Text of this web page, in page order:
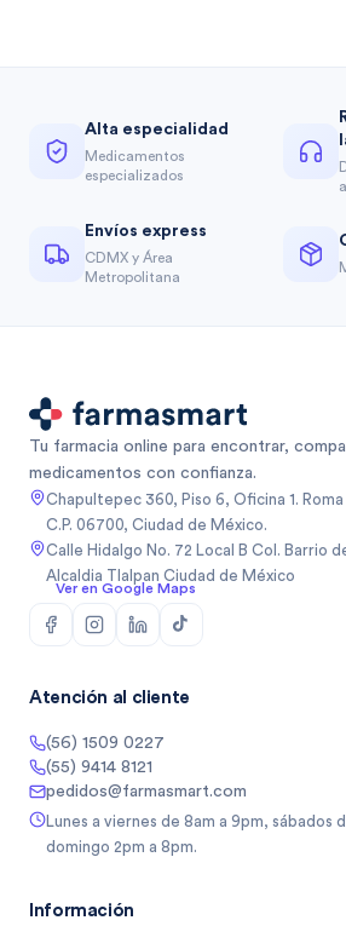
Alta especialidad
Medicamentos
especializados
Envíos express
CDMX y Área
Metropolitana
Tu farmacia online para encontrar,
medicamentos con confianza.
Chapultepec 360, Piso 6, Oficina 1.
C.P. 06700, Ciudad de México.
Calle Hidalgo No. 72 Local B Col. Barrio
Alcaldia Tlalpan Ciudad de México
Ver en Google Maps
Atención al cliente
(56) 1509 0227
(55) 9414 8121
pedidos@farmasmart.com
Lunes a viernes de 8am a 9pm, sábados
domingo 2pm a 8pm.
Información